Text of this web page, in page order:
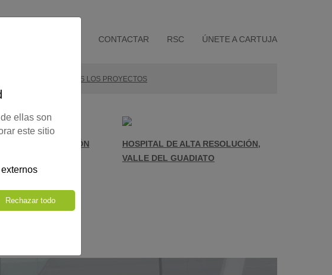
CONTACTAR RSC ÚNETE A CARTUJA
ellas son
este sitio
TODOS LOS PROYECTOS
DE MAYORES GERÓN
HOSPITAL DE ALTA RESOLUCIÓN,
VALLE DEL GUADIATO